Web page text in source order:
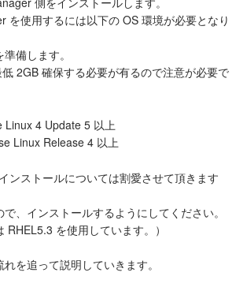
を使用するには以下の OS 環境が必要となり
備します。
2GB 確保する必要が有るので注意が必要で
Linux 4 Update 5 以上
Linux Release 4 以上
ンストールについては割愛させて頂きます
、インストールするようにしてください。
RHEL5.3 を使用しています。）
を追って説明していきます。